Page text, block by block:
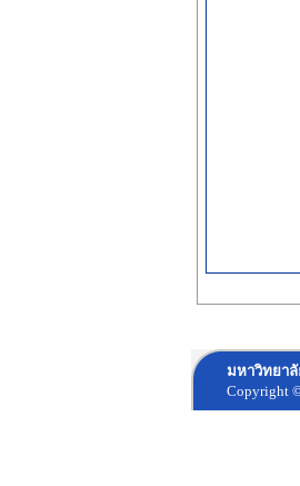
มหาวิทยาลั
Copyright